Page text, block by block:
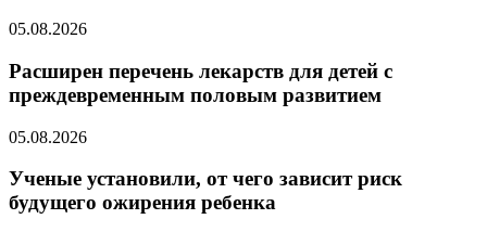
05.08.2026
Расширен перечень лекарств для детей с
преждевременным половым развитием
05.08.2026
Ученые установили, от чего зависит риск
будущего ожирения ребенка